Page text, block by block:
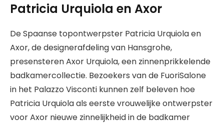
Patricia Urquiola en Axor
De Spaanse topontwerpster Patricia Urquiola en
Axor, de designerafdeling van Hansgrohe,
presensteren Axor Urquiola, een zinnenprikkelende
badkamercollectie. Bezoekers van de FuoriSalone
in het Palazzo Visconti kunnen zelf beleven hoe
Patricia Urquiola als eerste vrouwelijke ontwerpster
voor Axor nieuwe zinnelijkheid in de badkamer